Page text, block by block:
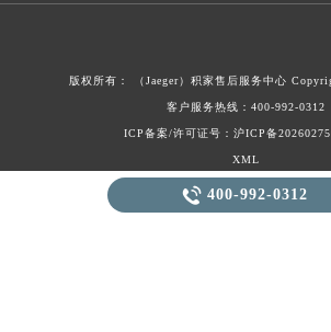
版权所有： （Jaeger） 积家售后服务中心
客户服务热线：400-992-0312
ICP备案/许可证号：沪ICP备
XML
 400-992-0312